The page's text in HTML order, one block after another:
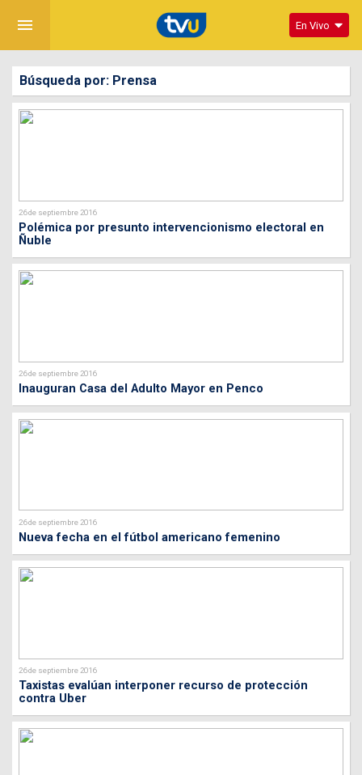
menu En Vivo
Búsqueda por: Prensa
26 de septiembre 2016
Polémica por presunto intervencionismo electoral en
Ñuble
26 de septiembre 2016
Inauguran Casa del Adulto Mayor en Penco
26 de septiembre 2016
Nueva fecha en el fútbol americano femenino
26 de septiembre 2016
Taxistas evalúan interponer recurso de protección
contra Uber